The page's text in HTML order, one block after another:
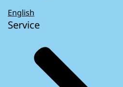
English
Service